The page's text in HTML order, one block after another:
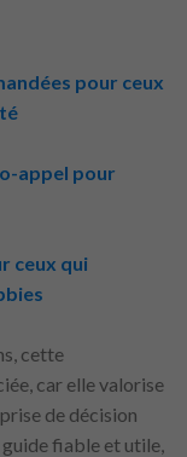
pour ceux
appel pour
ceux qui
cette
car elle valorise
de décision
guide fiable et utile,